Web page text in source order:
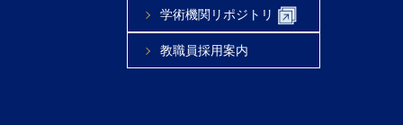
学術機関リポジトリ
教職員採用案内